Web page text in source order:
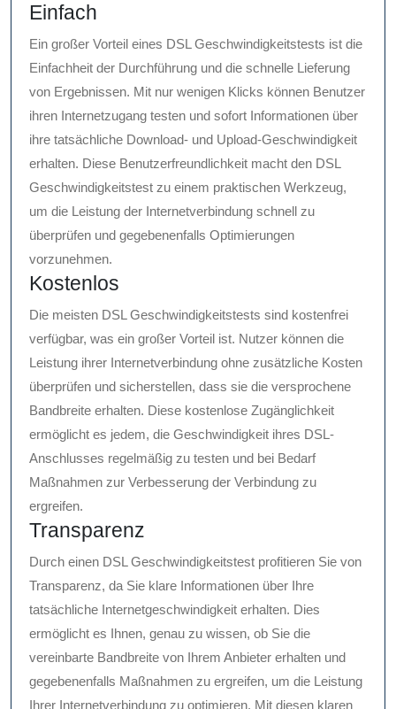
Einfach
Ein großer Vorteil eines DSL Geschwindigkeitstests ist die
Einfachheit der Durchführung und die schnelle Lieferung
von Ergebnissen. Mit nur wenigen Klicks können Benutzer
ihren Internetzugang testen und sofort Informationen über
ihre tatsächliche Download- und Upload-Geschwindigkeit
erhalten. Diese Benutzerfreundlichkeit macht den DSL
Geschwindigkeitstest zu einem praktischen Werkzeug,
um die Leistung der Internetverbindung schnell zu
überprüfen und gegebenenfalls Optimierungen
vorzunehmen.
Kostenlos
Die meisten DSL Geschwindigkeitstests sind kostenfrei
verfügbar, was ein großer Vorteil ist. Nutzer können die
Leistung ihrer Internetverbindung ohne zusätzliche Kosten
überprüfen und sicherstellen, dass sie die versprochene
Bandbreite erhalten. Diese kostenlose Zugänglichkeit
ermöglicht es jedem, die Geschwindigkeit ihres DSL-
Anschlusses regelmäßig zu testen und bei Bedarf
Maßnahmen zur Verbesserung der Verbindung zu
ergreifen.
Transparenz
Durch einen DSL Geschwindigkeitstest profitieren Sie von
Transparenz, da Sie klare Informationen über Ihre
tatsächliche Internetgeschwindigkeit erhalten. Dies
ermöglicht es Ihnen, genau zu wissen, ob Sie die
vereinbarte Bandbreite von Ihrem Anbieter erhalten und
gegebenenfalls Maßnahmen zu ergreifen, um die Leistung
Ihrer Internetverbindung zu optimieren. Mit diesen klaren